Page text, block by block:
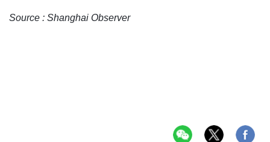
Source : Shanghai Observer